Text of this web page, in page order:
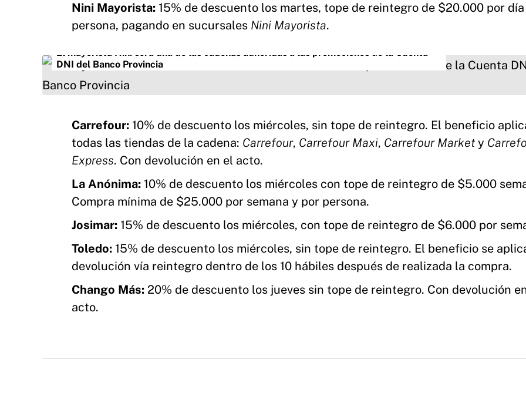
Nini Mayorista: 15% de descuento los martes, tope de reintegro de $20.000 por
persona, pagando en sucursales Nini Mayorista.
El mayorista Nini será una de las cadenas adheridas a las promociones de la Cuenta
DNI del Banco Provincia
Carrefour: 10% de descuento los miércoles, sin tope de reintegro. El beneficio
todas las tiendas de la cadena: Carrefour, Carrefour Maxi, Carrefour Market y
Express. Con devolución en el acto.
La Anónima: 10% de descuento los miércoles con tope de reintegro de $5.000
Compra mínima de $25.000 por semana y por persona.
Josimar: 15% de descuento los miércoles, con tope de reintegro de $6.000 por
Toledo: 15% de descuento los miércoles, sin tope de reintegro. El beneficio se
devolución vía reintegro dentro de los 10 hábiles después de realizada la compra.
Chango Más: 20% de descuento los jueves sin tope de reintegro. Con devolución
acto.